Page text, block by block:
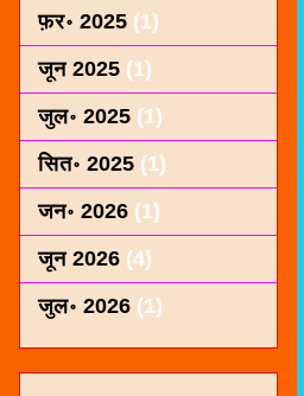
फ़र॰ 2025 (1)
जून 2025 (1)
जुल॰ 2025 (1)
सित॰ 2025 (1)
जन॰ 2026 (1)
जून 2026 (4)
जुल॰ 2026 (1)